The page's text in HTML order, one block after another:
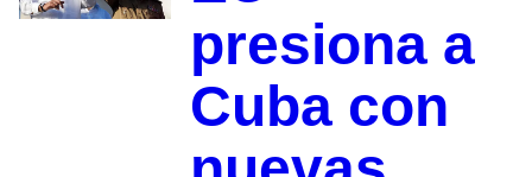
presiona a
Cuba con